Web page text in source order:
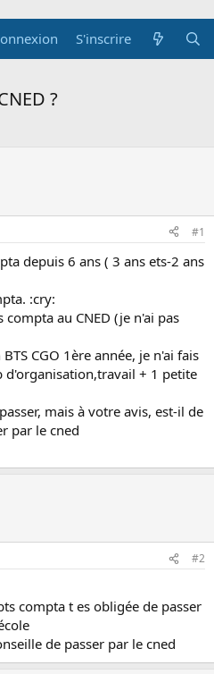
S'inscrire
?
#1
depuis 6 ans ( 3 ans ets-2 ans
:cry:
au CNED (je n'ai pas
CGO 1ère année, je n'ai fais
d'organisation,travail + 1 petite
mais à votre avis, est-il de
par le cned
#2
compta t es obligée de passer
de passer par le cned